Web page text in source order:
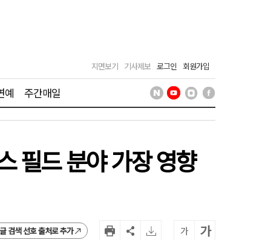
지면보기 기사제보 로그인 회원가입
예 주간매일
필드 분야 가장 영향
검색 선호 출처로 추가 가 가